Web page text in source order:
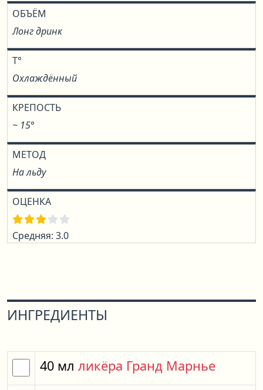
ОБЪЁМ
Лонг дринк
T°
Охлаждённый
КРЕПОСТЬ
~ 15°
МЕТОД
На льду
ОЦЕНКА
Средняя: 3.0
ИНГРЕДИЕНТЫ
40 мл ликёра Гранд Марнье